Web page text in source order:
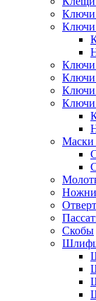
Ключи
Ключи
Ключи
Ключи
Ключи
Ключи
Маски
Скобы